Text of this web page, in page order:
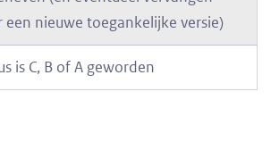
een nieuwe toegankelijke versie)
is C, B of A geworden